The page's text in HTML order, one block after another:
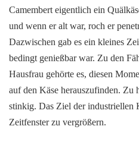
Camembert eigentlich ein
und wenn er alt war, roch er
Dazwischen gab es ein kleines
bedingt genießbar war. Zu den
Hausfrau gehörte es, diesen
auf den Käse herauszufinden. Zu
stinkig. Das Ziel der industriellen
Zeitfenster zu vergrößern.